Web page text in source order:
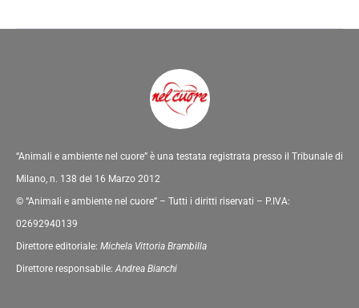
“Animali e ambiente nel cuore” è una testata registrata presso il Tribunale di
Milano, n. 138 del 16 Marzo 2012
© “Animali e ambiente nel cuore” – Tutti i diritti riservati – P.IVA:
02692940139
Direttore editoriale: Michela Vittoria Brambilla
Direttore responsabile:Andrea Bianchi